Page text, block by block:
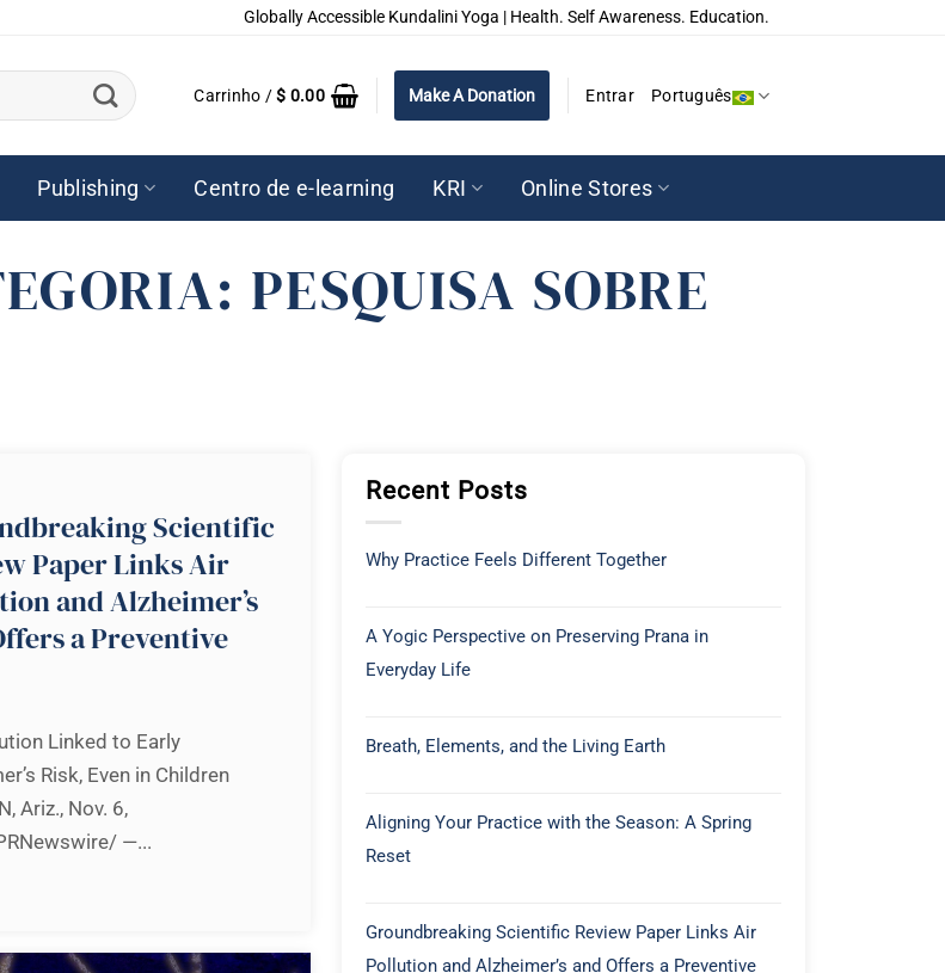
Globally Accessible Kundalini Yoga | Health. Self Awareness. Education.
Carrinho /$ 0.00 Make A Donation Entrar Português
Publishing Centro de e-learning KRI Online Stores
PESQUISA SOBRE
Scientific
Paper Links Air
and Alzheimer’s
a Preventive
Linked to Early
Risk, Even in Children
Ariz., Nov. 6,
—...
Recent Posts
Why Practice Feels Different Together
A Yogic Perspective on Preserving Prana in
Everyday Life
Breath, Elements, and the Living Earth
Aligning Your Practice with the Season: A Spring
Reset
Groundbreaking Scientific Review Paper Links Air
Pollution and Alzheimer’s and Offers a Preventive